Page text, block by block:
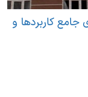
کاربردها و